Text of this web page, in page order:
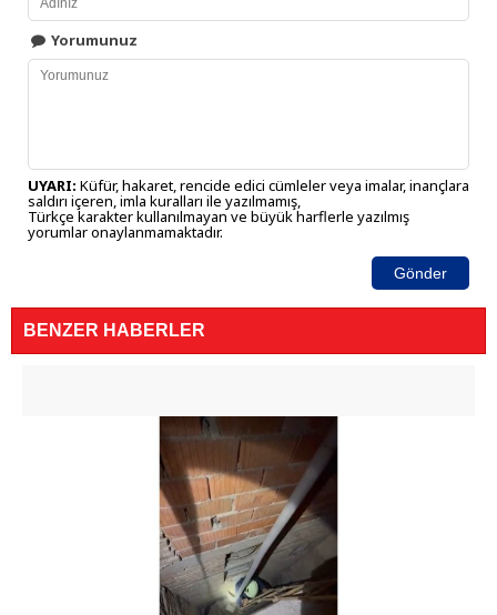
Yorumunuz
UYARI: Küfür, hakaret, rencide edici cümleler veya imalar, inançlara
saldırı içeren, imla kuralları ile yazılmamış,
Türkçe karakter kullanılmayan ve büyük harflerle yazılmış
yorumlar onaylanmamaktadır.
Gönder
BENZER HABERLER